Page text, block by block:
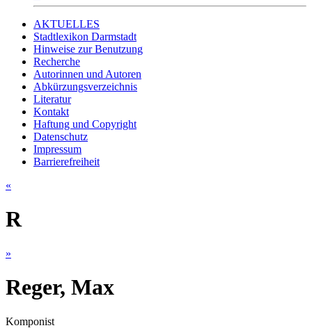
AKTUELLES
Stadtlexikon Darmstadt
Hinweise zur Benutzung
Recherche
Autorinnen und Autoren
Abkürzungsverzeichnis
Literatur
Kontakt
Haftung und Copyright
Datenschutz
Impressum
Barrierefreiheit
«
R
»
Reger, Max
Komponist